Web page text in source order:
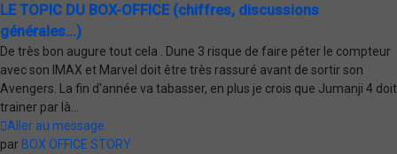
LE TOPIC DU BOX-OFFICE (chiffres, discussions
générales...)
De très bon augure tout cela . Dune 3 risque de faire péter le compteur
avec son IMAX et Marvel doit être très rassuré avant de sortir son
Avengers. La fin d'année va tabasser, en plus je crois que Jumanji 4 doit
trainer par là...
Aller au message
par BOX OFFICE STORY